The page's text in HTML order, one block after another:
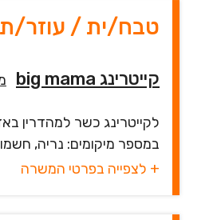
טבח/ית / עוזר‎/ת מנ‎הל (בישול יהודי) - שכ‎ר מעולה!
קייטרינג big mama
לקייטרינג כשר למהדרין
במספר מיקומים: נריה,
+ לצפייה בפרטי המשרה